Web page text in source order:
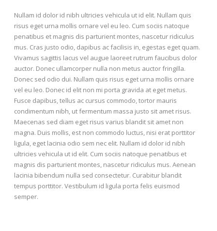
Nullam id dolor id nibh ultricies vehicula ut id elit. Nullam quis
risus eget urna mollis ornare vel eu leo. Cum sociis natoque
penatibus et magnis dis parturient montes, nascetur ridiculus
mus. Cras justo odio, dapibus ac facilisis in, egestas eget quam.
Vivamus sagittis lacus vel augue laoreet rutrum faucibus dolor
auctor. Donec ullamcorper nulla non metus auctor fringilla.
Donec sed odio dui. Nullam quis risus eget urna mollis ornare
vel eu leo. Donec id elit non mi porta gravida at eget metus.
Fusce dapibus, tellus ac cursus commodo, tortor mauris
condimentum nibh, ut fermentum massa justo sit amet risus.
Maecenas sed diam eget risus varius blandit sit amet non
magna. Duis mollis, est non commodo luctus, nisi erat porttitor
ligula, eget lacinia odio sem nec elit. Nullam id dolor id nibh
ultricies vehicula ut id elit. Cum sociis natoque penatibus et
magnis dis parturient montes, nascetur ridiculus mus. Aenean
lacinia bibendum nulla sed consectetur. Curabitur blandit
tempus porttitor. Vestibulum id ligula porta felis euismod
semper.